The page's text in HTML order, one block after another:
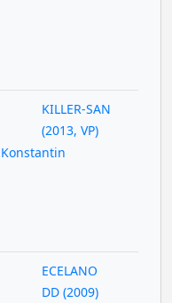
KILLER-SAN
(2013, VP)
Konstantin
ECELANO
DD (2009)